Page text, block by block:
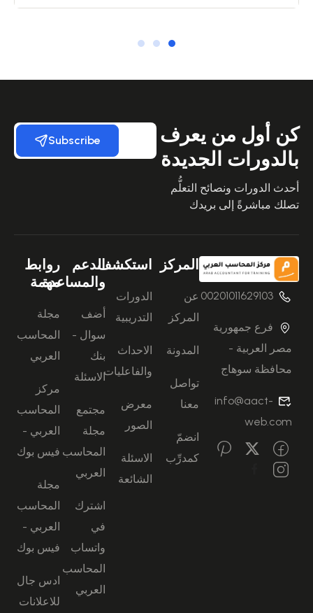
كن أول من يعرف
بالدورات الجديدة
أحدث الدورات ونصائح التعلُّم
تصلك مباشرةً إلى بريدك
Subscribe
00201011629103
فرع جمهورية
مصر العربية -
محافظة سوهاج
info@aact-
web.com
المركز
عن
المركز
المدونة
تواصل
معنا
انضمّ
كمدرِّب
استكشف
الدورات
التدريبية
الاحداث
والفاعليات
معرض
الصور
الاسئلة
الشائعة
الدعم
والمساعدة
أضف
سوال -
بنك
الاسئلة
مجتمع
مجلة
المحاسب
العربي
اشترك
في
واتساب
المحاسب
العربي
روابط
مهمة
مجلة
المحاسب
العربي
مركز
المحاسب
العربي -
فيس بوك
مجلة
المحاسب
العربي -
فيس بوك
ادس جال
للاعلانات